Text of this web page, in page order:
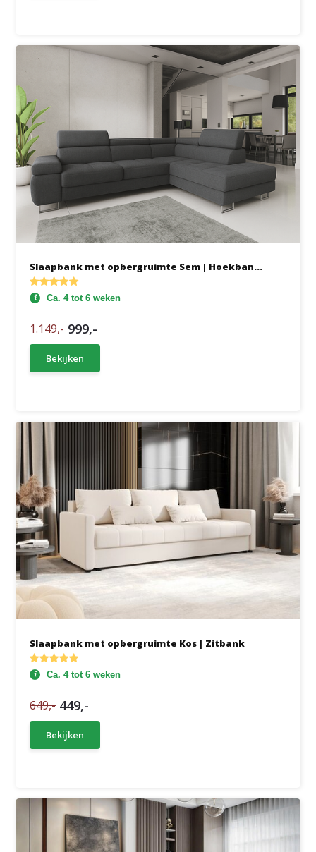
Slaapbank met opbergruimte Sem | Hoekban...
Ca. 4 tot 6 weken
1.149,- 999,-
Bekijken
Slaapbank met opbergruimte Kos | Zitbank
Ca. 4 tot 6 weken
649,- 449,-
Bekijken